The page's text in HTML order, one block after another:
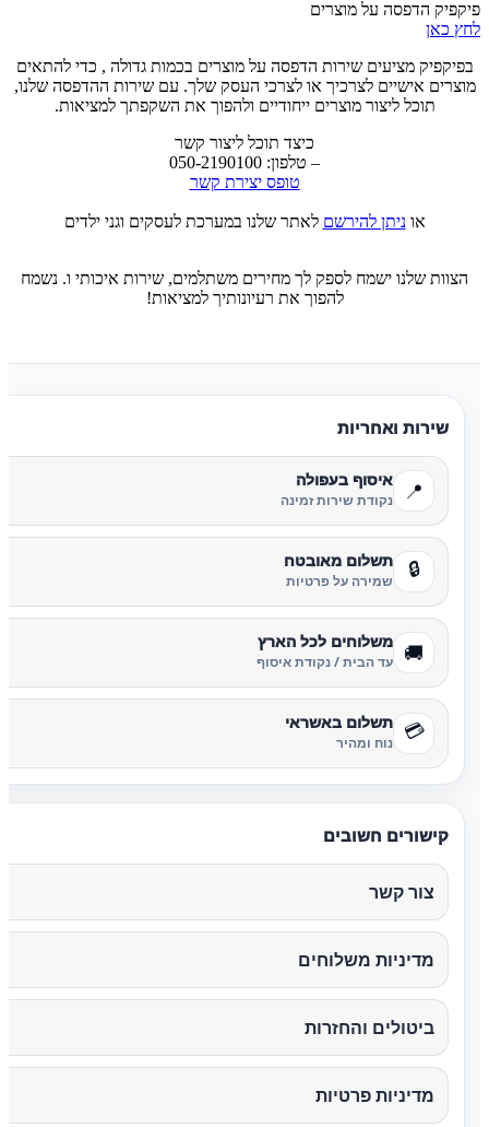
פיקפיק הדפסה על מוצרים
לחץ כאן
בפיקפיק מציעים שירות הדפסה על מוצרים בכמות גדולה , כדי להתאים
מוצרים אישיים לצרכיך או לצרכי העסק שלך. עם שירות ההדפסה שלנו,
תוכל ליצור מוצרים ייחודיים ולהפוך את השקפתך למציאות.
כיצד תוכל ליצור קשר
– טלפון: 050-2190100
טופס יצירת קשר
אוניתן להירשם לאתר שלנו במערכת לעסקים וגני ילדים
הצוות שלנו ישמח לספק לך מחירים משתלמים, שירות איכותי ו. נשמח
להפוך את רעיונותיך למציאות!
שירות ואחריות
📍 איסוף בעפולה
נקודת שירות זמינה
🔒 תשלום מאובטח
שמירה על פרטיות
🚚 משלוחים לכל הארץ
עד הבית / נקודת איסוף
💳 תשלום באשראי
נוח ומהיר
קישורים חשובים
צור קשר
מדיניות משלוחים
ביטולים והחזרות
מדיניות פרטיות